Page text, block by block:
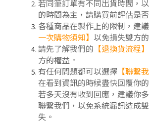
若同筆訂單有不同出貨時間，
的時間為主，請購買前評估是
各種商品在製作上的限制，建
一次購物須知】 以免損失雙方
請先了解我們的 【退換貨流程】
方的權益。
有任何問題都可以選擇 【聯繫
在看到資訊的時候盡快回覆你的
若多天沒有收到回應，建議你
聯繫我們，以免系統漏訊造成
失。